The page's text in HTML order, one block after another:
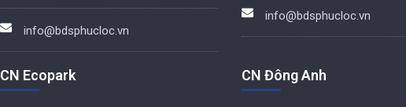
info@bdsphucloc.vn
info@bdsphucloc.vn
CN Ecopark CN Đông Anh